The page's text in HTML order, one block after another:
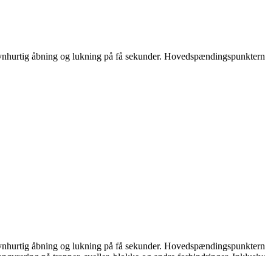
åbning og lukning på få sekunder.
åbning og lukning på få sekunder.